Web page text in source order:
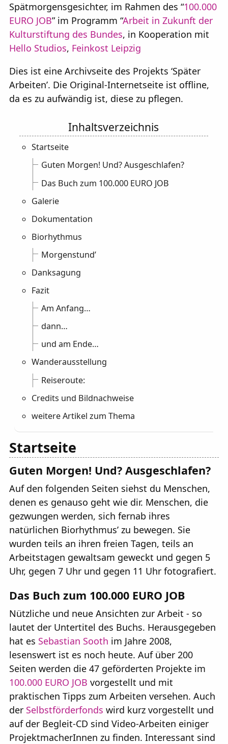
Spätmorgensgesichter, im Rahmen des “100.000
EURO JOB” im Programm “Arbeit in Zukunft der
Kulturstiftung des Bundes, in Kooperation mit
Hello Studios, Feinkost Leipzig
Dies ist eine Archivseite des Projekts ‘Später
Arbeiten’. Die Original-Internetseite ist offline,
da es zu aufwändig ist, diese zu pflegen.
Startseite
Guten Morgen! Und? Ausgeschlafen?
Das Buch zum 100.000 EURO JOB
Galerie
Dokumentation
Biorhythmus
Morgenstund’
Danksagung
Fazit
Am Anfang…
dann…
und am Ende…
Wanderausstellung
Reiseroute:
Credits und Bildnachweise
weitere Artikel zum Thema
Startseite
Guten Morgen! Und? Ausgeschlafen?
Auf den folgenden Seiten siehst du Menschen,
denen es genauso geht wie dir. Menschen, die
gezwungen werden, sich fernab ihres
natürlichen Biorhythmus’ zu bewegen. Sie
wurden teils an ihren freien Tagen, teils an
Arbeitstagen gewaltsam geweckt und gegen 5
Uhr, gegen 7 Uhr und gegen 11 Uhr fotografiert.
Das Buch zum 100.000 EURO JOB
Nützliche und neue Ansichten zur Arbeit - so
lautet der Untertitel des Buchs. Herausgegeben
hat es Sebastian Sooth im Jahre 2008,
lesenswert ist es noch heute. Auf über 200
Seiten werden die 47 geförderten Projekte im
100.000 EURO JOB vorgestellt und mit
praktischen Tipps zum Arbeiten versehen. Auch
der Selbstförderfonds wird kurz vorgestellt und
auf der Begleit-CD sind Video-Arbeiten einiger
ProjektmacherInnen zu finden. Interessant sind